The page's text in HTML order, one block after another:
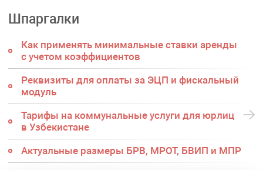
Шпаргалки
Как применять минимальные ставки аренды
с учетом коэффициентов
Реквизиты для оплаты за ЭЦП и фискальный
модуль
Тарифы на коммунальные услуги для юрлиц
в Узбекистане
Актуальные размеры БРВ, МРОТ, БВИП и МПР